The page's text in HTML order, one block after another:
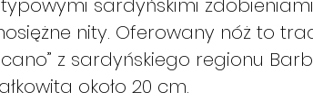
sardyńskimi
nity. Oferowany nóż to
z sardyńskiego regionu
około 20 cm.